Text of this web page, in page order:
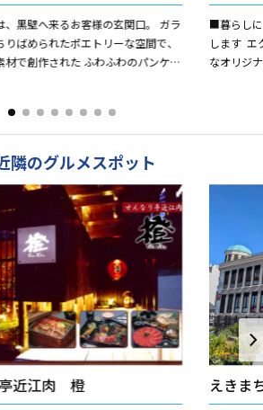
、黒壁へ来るお客様の玄関口。 ガラ
りばめられたポエトリーな空間で、
材で創作された ふわふわのパンケー
■暮らし
します エ
なオリジ
隣のグルメスポット
近江肉 橙 えきま